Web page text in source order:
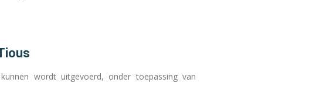
wordt uitgevoerd, onder toepassing van